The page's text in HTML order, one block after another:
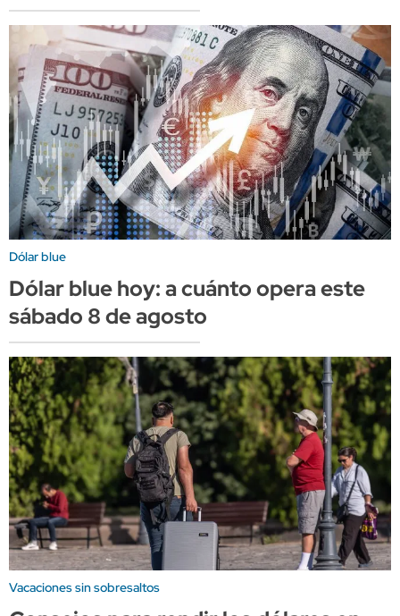
Dólar blue
Dólar blue hoy: a cuánto opera este
sábado 8 de agosto
Vacaciones sin sobresaltos